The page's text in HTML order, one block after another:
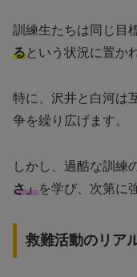
訓練生たちは同じ目
るという状況に置か
特に、沢井と白河は
争を繰り広げます。
しかし、過酷な訓練
さ」を学び、次第に
救難活動のリア